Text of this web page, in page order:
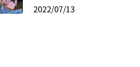
2022/07/13